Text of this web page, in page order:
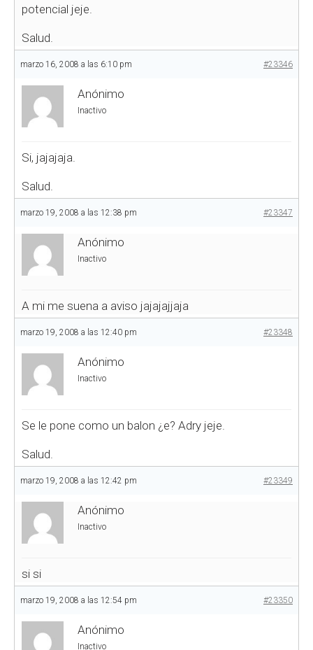
potencial jeje.
Salud.
marzo 16, 2008 a las 6:10 pm #23346
Anónimo
Inactivo
Si, jajajaja.
Salud.
marzo 19, 2008 a las 12:38 pm #23347
Anónimo
Inactivo
A mi me suena a aviso jajajajjaja
marzo 19, 2008 a las 12:40 pm #23348
Anónimo
Inactivo
Se le pone como un balon ¿e? Adry jeje.
Salud.
marzo 19, 2008 a las 12:42 pm #23349
Anónimo
Inactivo
si si
marzo 19, 2008 a las 12:54 pm #23350
Anónimo
Inactivo